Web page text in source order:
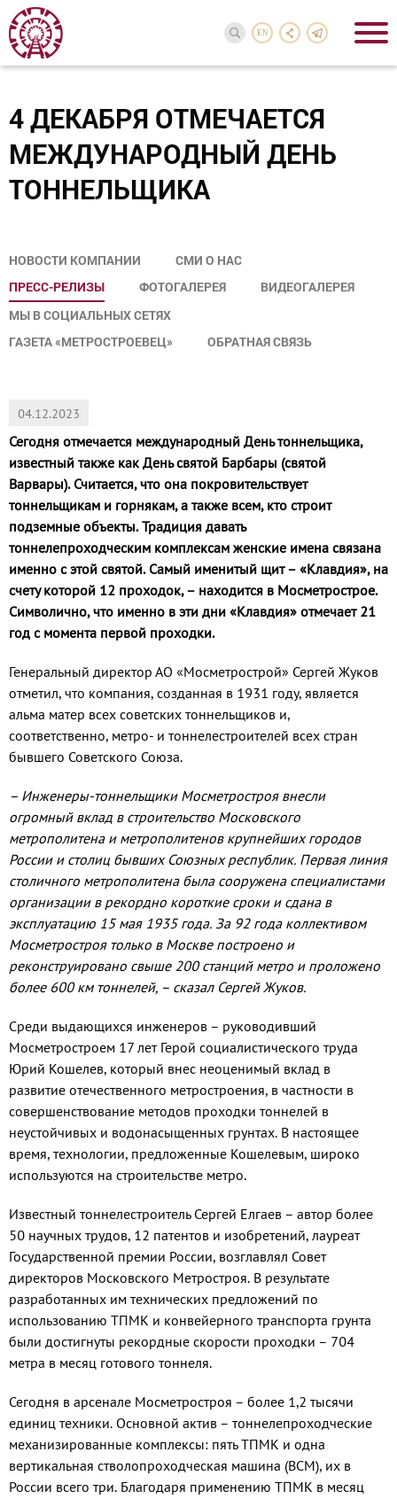
EN
4 ДЕКАБРЯ ОТМЕЧАЕТСЯ
МЕЖДУНАРОДНЫЙ ДЕНЬ
ТОННЕЛЬЩИКА
НОВОСТИ КОМПАНИИ
СМИ О НАС
ПРЕСС-РЕЛИЗЫ
ФОТОГАЛЕРЕЯ
ВИДЕОГАЛЕРЕЯ
МЫ В СОЦИАЛЬНЫХ СЕТЯХ
ГАЗЕТА «МЕТРОСТРОЕВЕЦ»
ОБРАТНАЯ СВЯЗЬ
04.12.2023
Сегодня отмечается международный День тоннельщика,
известный также как День святой Барбары (святой
Варвары). Считается, что она покровительствует
тоннельщикам и горнякам, а также всем, кто строит
подземные объекты. Традиция давать
тоннелепроходческим комплексам женские имена связана
именно с этой святой. Самый именитый щит – «Клавдия», на
счету которой 12 проходок, – находится в Мосметрострое.
Символично, что именно в эти дни «Клавдия» отмечает 21
год с момента первой проходки.
Генеральный директор АО «Мосметрострой» Сергей Жуков
отметил, что компания, созданная в 1931 году, является
альма матер всех советских тоннельщиков и,
соответственно, метро- и тоннелестроителей всех стран
бывшего Советского Союза.
– Инженеры-тоннельщики Мосметростроя внесли
огромный вклад в строительство Московского
метрополитена и метрополитенов крупнейших городов
России и столиц бывших Союзных республик. Первая линия
столичного метрополитена была сооружена специалистами
организации в рекордно короткие сроки и сдана в
эксплуатацию 15 мая 1935 года. За 92 года коллективом
Мосметростроя только в Москве построено и
реконструировано свыше 200 станций метро и проложено
более 600 км тоннелей, – сказал Сергей Жуков.
Среди выдающихся инженеров – руководивший
Мосметростроем 17 лет Герой социалистического труда
Юрий Кошелев, который внес неоценимый вклад в
развитие отечественного метростроения, в частности в
совершенствование методов проходки тоннелей в
неустойчивых и водонасыщенных грунтах. В настоящее
время, технологии, предложенные Кошелевым, широко
используются на строительстве метро.
Известный тоннелестроитель Сергей Елгаев – автор более
50 научных трудов, 12 патентов и изобретений, лауреат
Государственной премии России, возглавлял Совет
директоров Московского Метростроя. В результате
разработанных им технических предложений по
использованию ТПМК и конвейерного транспорта грунта
были достигнуты рекордные скорости проходки – 704
метра в месяц готового тоннеля.
Сегодня в арсенале Мосметростроя – более 1,2 тысячи
единиц техники. Основной актив – тоннелепроходческие
механизированные комплексы: пять ТПМК и одна
вертикальная стволопроходческая машина (ВСМ), их в
России всего три. Благодаря применению ТПМК в месяц